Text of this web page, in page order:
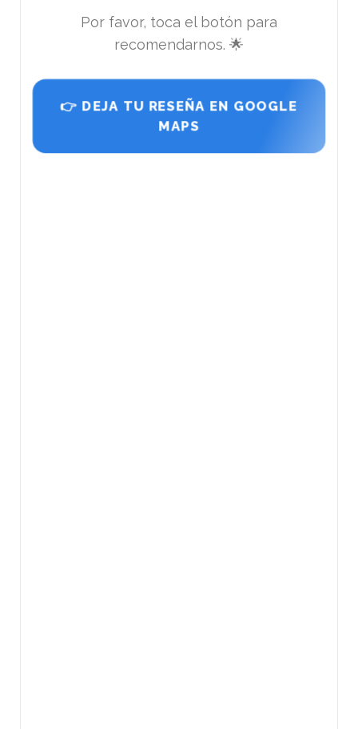
Por favor, toca el botón para
recomendarnos. 🌟
👉 DEJA TU RESEÑA EN GOOGLE
MAPS